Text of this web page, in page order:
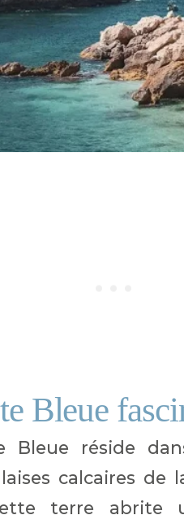
Bleue
Bleue réside
calcaires de
terre abrite